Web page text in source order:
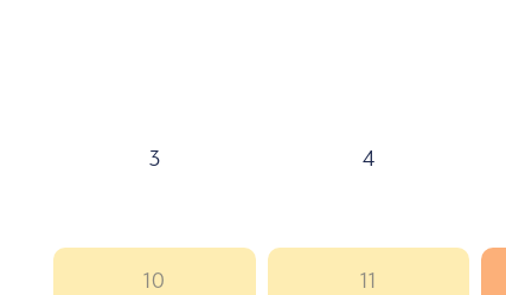
3 4
10 11